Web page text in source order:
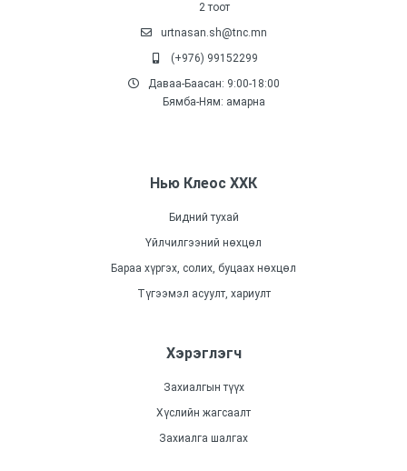
2 тоот
urtnasan.sh@tnc.mn
(+976) 99152299
Даваа-Баасан: 9:00-18:00
Бямба-Ням: амарна
Нью Клеос ХХК
Бидний тухай
Үйлчилгээний нөхцөл
Бараа хүргэх, солих, буцаах нөхцөл
Түгээмэл асуулт, хариулт
Хэрэглэгч
Захиалгын түүх
Хүслийн жагсаалт
Захиалга шалгах